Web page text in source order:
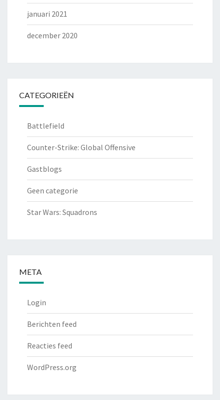
januari 2021
december 2020
CATEGORIEËN
Battlefield
Counter-Strike: Global Offensive
Gastblogs
Geen categorie
Star Wars: Squadrons
META
Login
Berichten feed
Reacties feed
WordPress.org